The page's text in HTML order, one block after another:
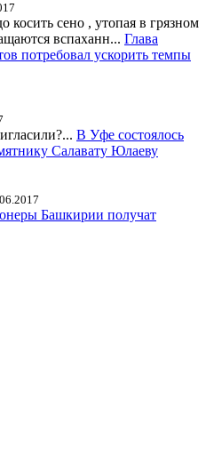
косить сено , утопая в грязном
вспаханн... Глава
потребовал ускорить темпы
В Уфе состоялось
Салавату Юлаеву
Башкирии получат